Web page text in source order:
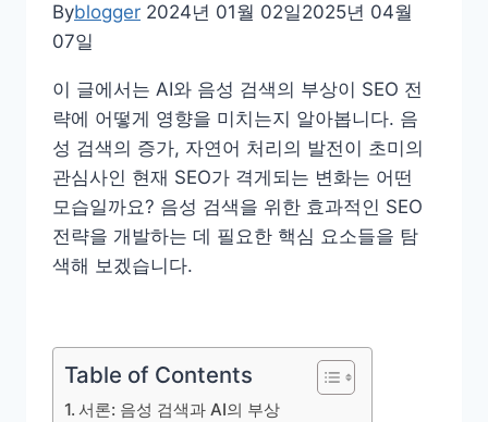
Byblogger 2024년 01월 02일2025년 04월
07일
이 글에서는 AI와 음성 검색의 부상이 SEO 전
략에 어떻게 영향을 미치는지 알아봅니다. 음
성 검색의 증가, 자연어 처리의 발전이 초미의
관심사인 현재 SEO가 격게되는 변화는 어떤
모습일까요? 음성 검색을 위한 효과적인 SEO
전략을 개발하는 데 필요한 핵심 요소들을 탐
색해 보겠습니다.
Table of Contents
서론: 음성 검색과 AI의 부상